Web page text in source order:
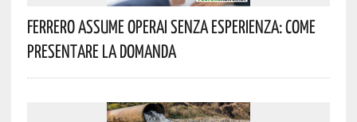
Ferrero Assume Operai Senza Esperienza: Come
Presentare La Domanda